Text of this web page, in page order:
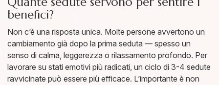
benefici?
Non c’è una risposta unica. Molte persone avvertono un
cambiamento già dopo la prima seduta — spesso un
senso di calma, leggerezza o rilassamento profondo. Per
lavorare su stati emotivi più radicati, un ciclo di 3-4 sedute
ravvicinate può essere più efficace. L’importante è non